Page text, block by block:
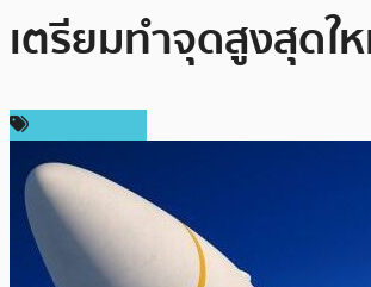
เตรียมทำจุดสูงสุดใ